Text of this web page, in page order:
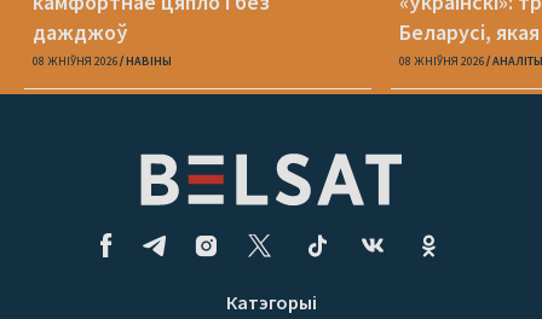
дажджоў
08 ЖНІЎНЯ 2026 НАВІНЫ
Беларусі,
08 ЖНІЎНЯ 2026
Катэгорыі